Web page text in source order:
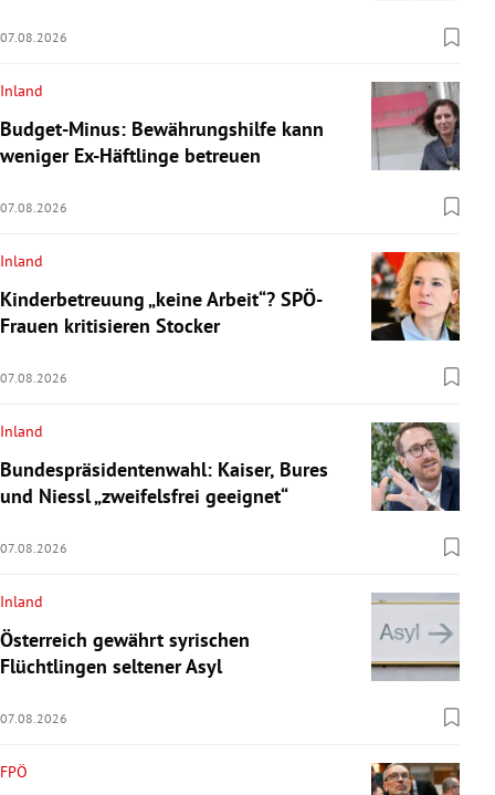
07.08.2026
Inland
Budget-Minus: Bewährungshilfe kann
weniger Ex-Häftlinge betreuen
07.08.2026
Inland
Kinderbetreuung „keine Arbeit“? SPÖ-
Frauen kritisieren Stocker
07.08.2026
Inland
Bundespräsidentenwahl: Kaiser, Bures
und Niessl „zweifelsfrei geeignet“
07.08.2026
Inland
Österreich gewährt syrischen
Flüchtlingen seltener Asyl
07.08.2026
FPÖ